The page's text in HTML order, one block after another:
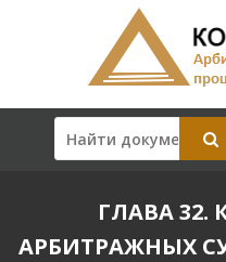
ГЛАВА 32.
АРБИТРАЖНЫХ